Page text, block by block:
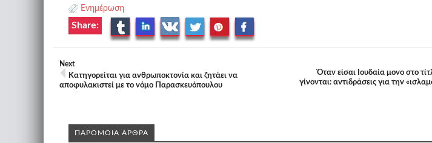
Ενημέρωση
Share:
Next
Κατηγορείται για ανθρωποκτονία και ζητάει να
αποφυλακιστεί με το νόμο Παρασκευόπουλου
Όταν είσαι Ιουδαία μονο στο
γίνονται: αντιδράσεις για την
ΠΑΡΟΜΟΙΑ ΑΡΘΡΑ